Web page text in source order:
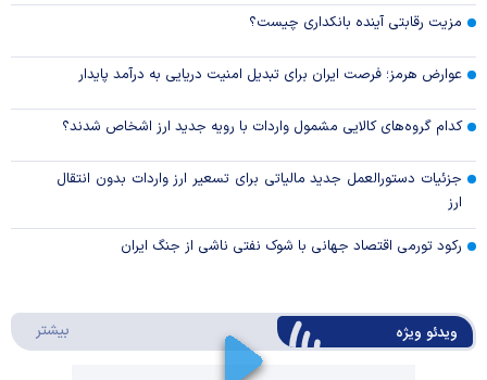
مزیت رقابتی آینده بانکداری چیست؟
عوارض هرمز؛ فرصت ایران برای تبدیل امنیت دریایی به درآمد پایدار
کدام گروه‌های کالایی مشمول واردات با رویه جدید ارز اشخاص شدند؟
جزئیات دستورالعمل جدید مالیاتی برای تسعیر ارز واردات بدون انتقال
ارز
رکود تورمی اقتصاد جهانی با شوک نفتی ناشی از جنگ ایران
ویدئو ویژه بیشتر